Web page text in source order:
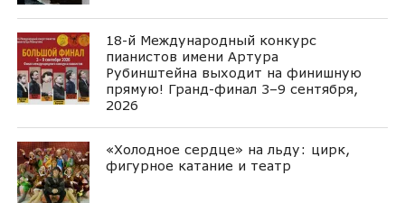
18-й Международный конкурс
пианистов имени Артура
Рубинштейна выходит на финишную
прямую! Гранд-финал 3–9 сентября,
2026
«Холодное сердце» на льду: цирк,
фигурное катание и театр